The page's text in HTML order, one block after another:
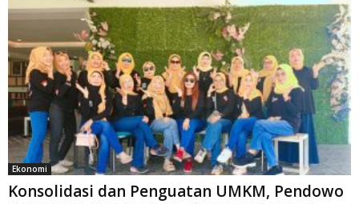
Ekonomi
Konsolidasi dan Penguatan UMKM, Pendowo